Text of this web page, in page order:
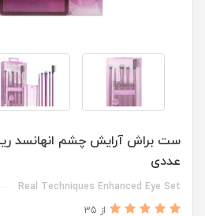
عددی
Real Techniques Enhanced Eye Set
از 35